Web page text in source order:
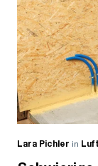
Lara Pichler in